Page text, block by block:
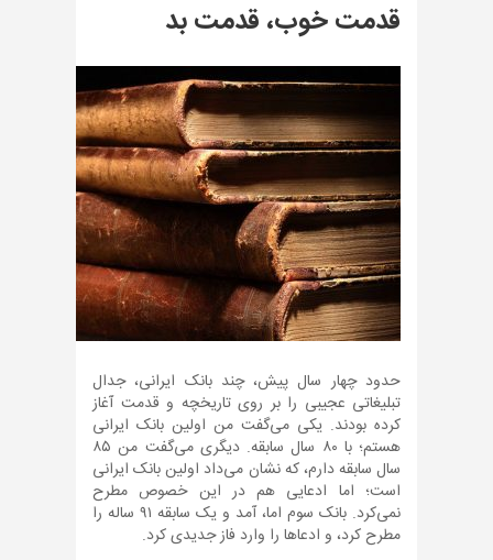
قدمت خوب، قدمت بد
حدود چهار سال پیش، چند بانک ایرانی، جدال
تبلیغاتی عجیبی را بر روی تاریخچه و قدمت آغاز
کرده بودند. یکی می‌گفت من اولین بانک ایرانی
هستم؛ با ۸۰ سال سابقه. دیگری می‌گفت من ۸۵
سال سابقه دارم، که نشان می‌داد اولین بانک ایرانی
است؛ اما ادعایی هم در این خصوص مطرح
نمی‌کرد. بانک سوم اما، آمد و یک سابقه ۹۱ ساله را
مطرح کرد، و ادعاها را وارد فاز جدیدی کرد.